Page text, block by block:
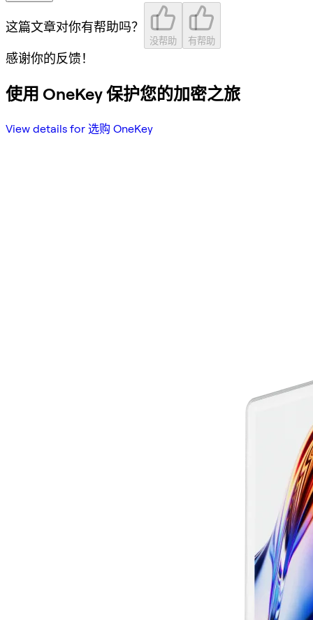
这篇文章对你有帮助吗？
没帮助 有帮助
感谢你的反馈！
使用 OneKey 保护您的加密之旅
View details for 选购 OneKey